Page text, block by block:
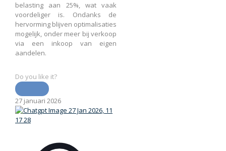
belasting aan 25%, wat vaak
voordeliger is. Ondanks de
hervorming blijven optimalisaties
mogelijk, onder meer bij verkoop
via een inkoop van eigen
aandelen.
Do you like it?
27 januari 2026